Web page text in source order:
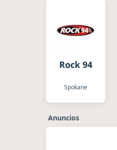
Rock 94
Spokane
Anuncios